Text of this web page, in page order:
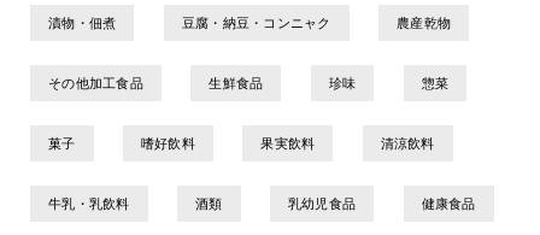
漬物・佃煮 豆腐・納豆・コンニャク 農産乾物
その他加工食品 生鮮食品 珍味 惣菜
菓子 嗜好飲料 果実飲料 清涼飲料
牛乳・乳飲料 酒類 乳幼児食品 健康食品